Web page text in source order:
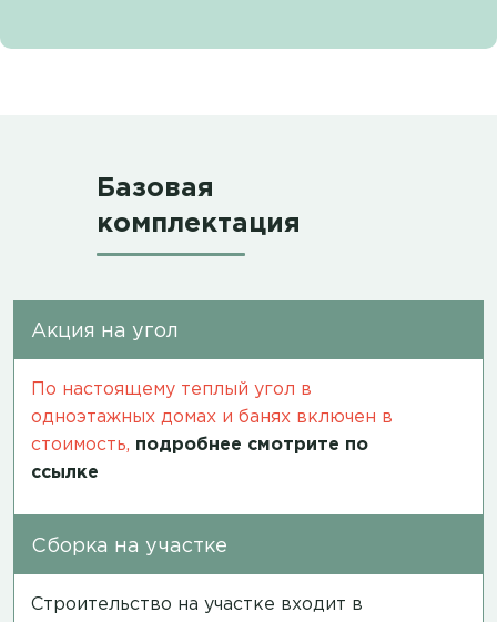
Базовая
комплектация
Акция на угол
По настоящему теплый угол в
одноэтажных домах и банях включен в
стоимость, подробнее смотрите по
ссылке
Сборка на участке
Строительство на участке входит в